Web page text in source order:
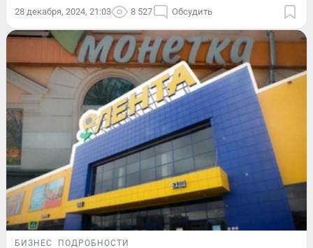
28 декабря, 2024, 21:03 8 527 Обсудить
БИЗНЕС ПОДРОБНОСТИ